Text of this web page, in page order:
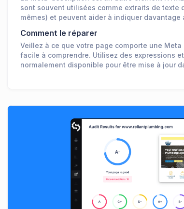
sont souvent utilisées comme extraits de texte
mêmes) et peuvent aider à indiquer
Comment le réparer
Veillez à ce que votre page comporte une
facile à comprendre. Utilisez des expressions
normalement disponible pour être mise à jour